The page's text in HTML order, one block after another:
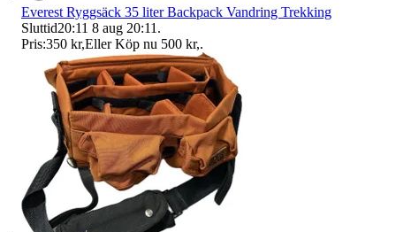
Everest Ryggsäck 35 liter Backpack Vandring Trekking
Sluttid20:11 8 aug 20:11 .
Pris:350 kr,Eller Köp nu 500 kr,.